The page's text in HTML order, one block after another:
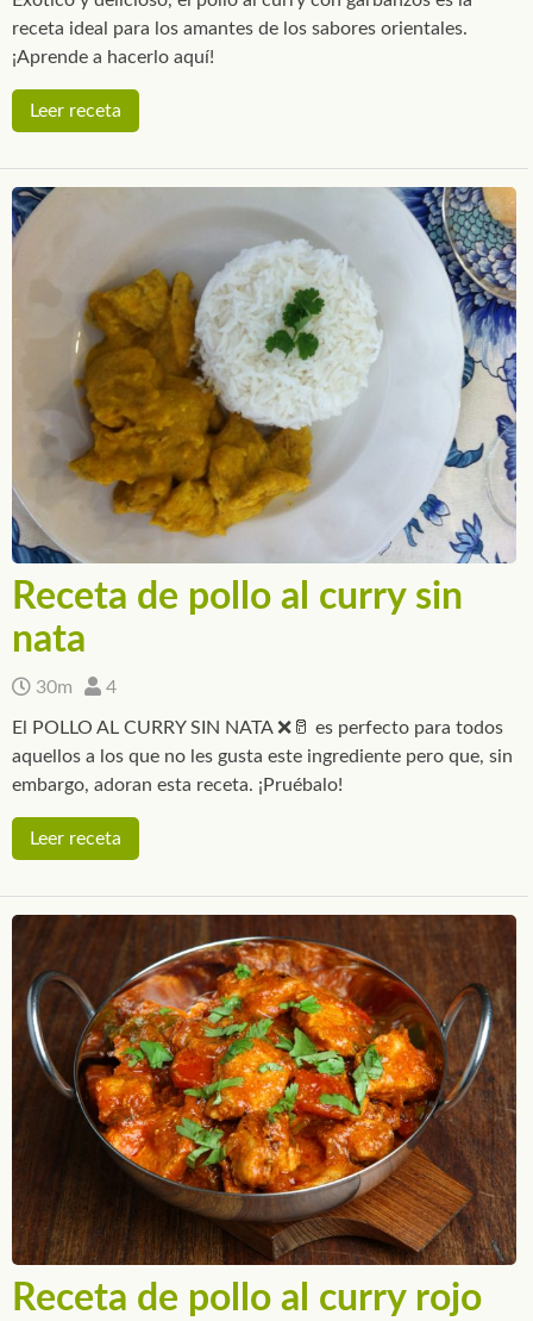
receta ideal para los amantes de los sabores orientales.
¡Aprende a hacerlo aquí!
Leer receta
Receta de pollo al curry sin
nata
30m 4
El POLLO AL CURRY SIN NATA ❌🥛 es perfecto para todos
aquellos a los que no les gusta este ingrediente pero que, sin
embargo, adoran esta receta. ¡Pruébalo!
Leer receta
Receta de pollo al curry rojo